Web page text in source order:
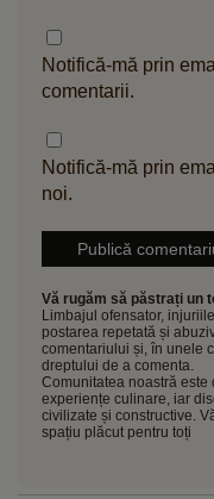
Notifică-mă prin
comentarii.
Notifică-mă prin
noi.
Vă rugăm să păstrați un
Limbajul ofensator,
postarea repetată și
comentariului și, în unele
dreptului de a comenta.
Comunitatea noastră este
experiențe culinare, iar
civilizate și constructive.
spațiu plăcut pentru toți